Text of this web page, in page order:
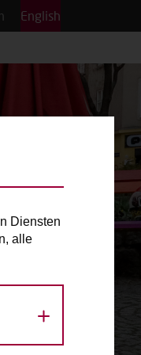
English
Diensten
alle